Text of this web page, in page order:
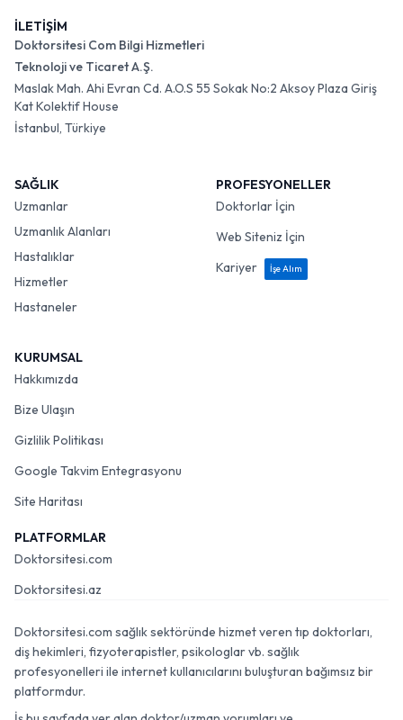
İLETİŞİM
Doktorsitesi Com Bilgi Hizmetleri
Teknoloji ve Ticaret A.Ş.
Maslak Mah. Ahi Evran Cd. A.O.S 55 Sokak No:2 Aksoy Plaza Giriş
Kat Kolektif House
İstanbul, Türkiye
SAĞLIK
Uzmanlar
Uzmanlık Alanları
Hastalıklar
Hizmetler
Hastaneler
PROFESYONELLER
Doktorlar İçin
Web Siteniz İçin
Kariyer
İşe Alım
KURUMSAL
Hakkımızda
Bize Ulaşın
Gizlilik Politikası
Google Takvim Entegrasyonu
Site Haritası
PLATFORMLAR
Doktorsitesi.com
Doktorsitesi.az
Doktorsitesi.com sağlık sektöründe hizmet veren tıp doktorları,
diş hekimleri, fizyoterapistler, psikologlar vb. sağlık
profesyonelleri ile internet kullanıcılarını buluşturan bağımsız bir
platformdur.